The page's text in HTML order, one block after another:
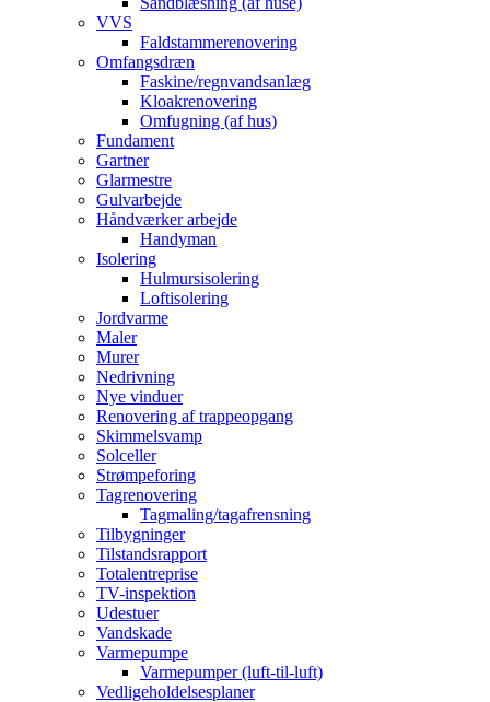
VVS
Faldstammerenovering
Omfangsdræn
Faskine/regnvandsanlæg
Kloakrenovering
Omfugning (af hus)
Fundament
Gartner
Glarmestre
Gulvarbejde
Håndværker arbejde
Handyman
Isolering
Hulmursisolering
Loftisolering
Jordvarme
Maler
Murer
Nedrivning
Nye vinduer
Renovering af trappeopgang
Skimmelsvamp
Solceller
Strømpeforing
Tagrenovering
Tagmaling/tagafrensning
Tilbygninger
Tilstandsrapport
Totalentreprise
TV-inspektion
Udestuer
Vandskade
Varmepumpe
Varmepumper (luft-til-luft)
Vedligeholdelsesplaner